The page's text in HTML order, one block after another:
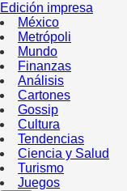
Edición impresa
México
Metrópoli
Mundo
Finanzas
Análisis
Cartones
Gossip
Cultura
Tendencias
Ciencia y Salud
Turismo
Juegos